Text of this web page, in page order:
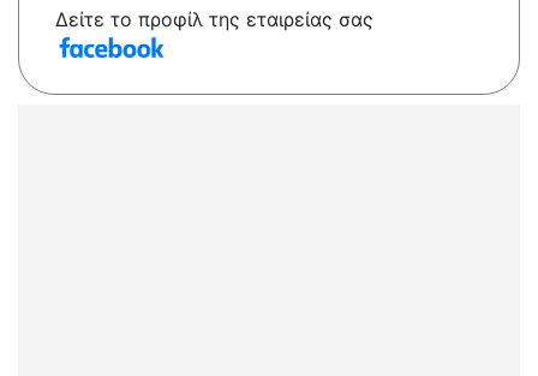
Δείτε το προφίλ της εταιρείας σας